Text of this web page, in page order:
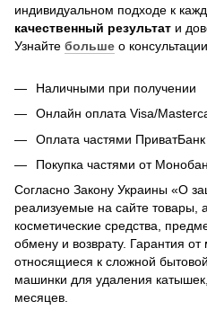
индивидуальном подходе к
качественный результат и
Узнайте больше о
Наличными при получении
Онлайн оплата Visa/
Оплата частями ПриватБанк
Покупка частями от
Согласно Закону Украины «О
реализуемые на сайте
косметические средства,
обмену и возврату. Гарантия
относящиеся к сложной
машинки для удаления
месяцев.